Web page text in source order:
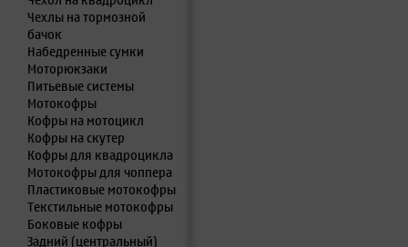
Чехлы на тормозной
бачок
Набедренные сумки
Моторюкзаки
Питьевые системы
Мотокофры
Кофры на мотоцикл
Кофры на скутер
Кофры для квадроцикла
Мотокофры для чоппера
Пластиковые мотокофры
Текстильные мотокофры
Боковые кофры
Задний (центральный)